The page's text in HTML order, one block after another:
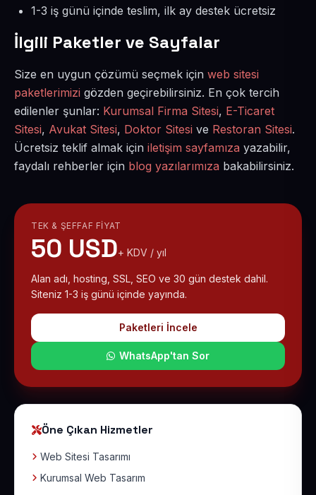
1-3 iş günü içinde teslim, ilk ay destek ücretsiz
İlgili Paketler ve Sayfalar
Size en uygun çözümü seçmek için web sitesi
paketlerimizi gözden geçirebilirsiniz. En çok tercih
edilenler şunlar: Kurumsal Firma Sitesi, E-Ticaret
Sitesi, Avukat Sitesi, Doktor Sitesi ve Restoran Sitesi.
Ücretsiz teklif almak için iletişim sayfamıza yazabilir,
faydalı rehberler için blog yazılarımıza bakabilirsiniz.
TEK & ŞEFFAF FIYAT
50 USD+ KDV / yıl
Alan adı, hosting, SSL, SEO ve 30 gün destek dahil.
Siteniz 1-3 iş günü içinde yayında.
Paketleri İncele
WhatsApp'tan Sor
Öne Çıkan Hizmetler
Web Sitesi Tasarımı
Kurumsal Web Tasarım